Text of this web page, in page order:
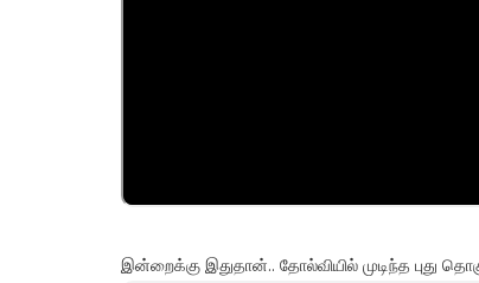
இன்றைக்கு இதுதான்.. தோல்வியில் முடிந்த புது